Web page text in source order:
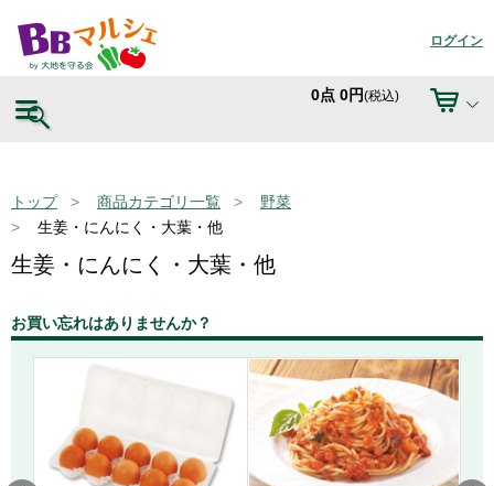
ログイン
0点 0円(税込)
トップ 商品カテゴリ一覧
野菜
生姜・にんにく・大葉・他
生姜・にんにく・大葉・他
お買い忘れはありませんか？